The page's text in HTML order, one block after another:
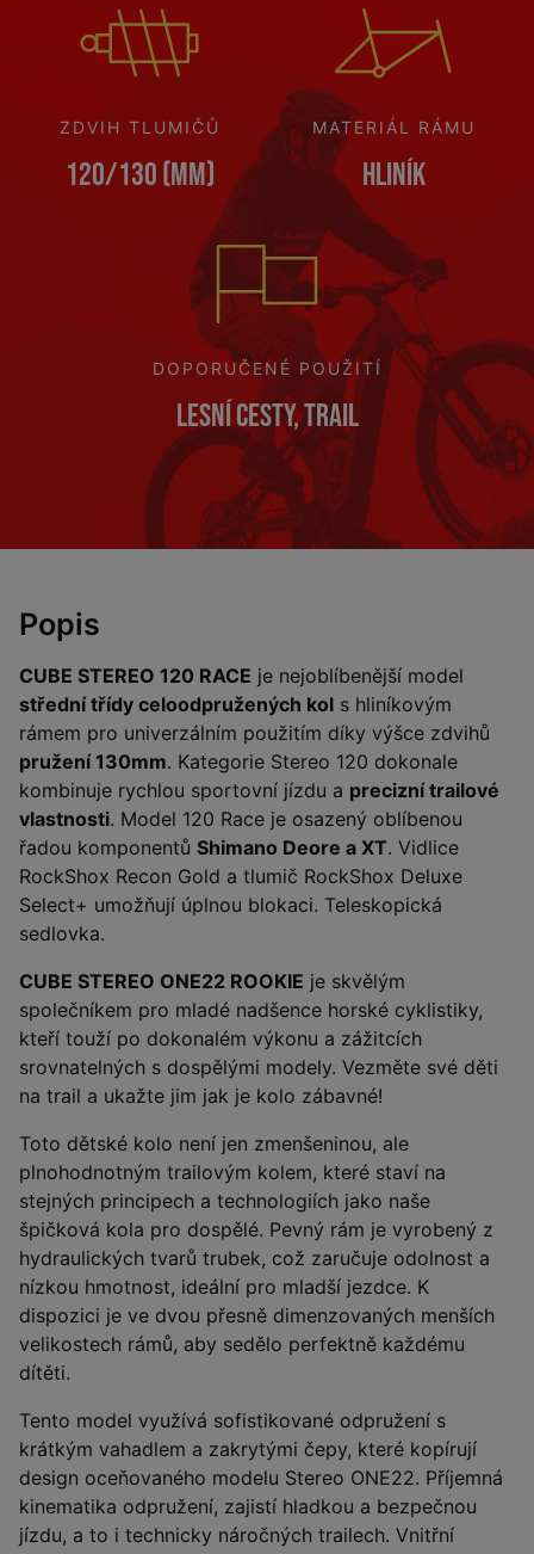
ZDVIH TLUMIČŮ
120/130 (mm)
MATERIÁL RÁMU
Hliník
DOPORUČENÉ POUŽITÍ
Lesní cesty, Trail
Popis
CUBE STEREO 120 RACE je nejoblíbenější model
střední třídy celoodpružených kol s hliníkovým
rámem pro univerzálním použitím díky výšce zdvihů
pružení 130mm. Kategorie Stereo 120 dokonale
kombinuje rychlou sportovní jízdu a precizní trailové
vlastnosti. Model 120 Race je osazený oblíbenou
řadou komponentů Shimano Deore a XT. Vidlice
RockShox Recon Gold a tlumič RockShox Deluxe
Select+ umožňují úplnou blokaci. Teleskopická
sedlovka.
CUBE STEREO ONE22 ROOKIE je skvělým
společníkem pro mladé nadšence horské cyklistiky,
kteří touží po dokonalém výkonu a zážitcích
srovnatelných s dospělými modely. Vezměte své děti
na trail a ukažte jim jak je kolo zábavné!
Toto dětské kolo není jen zmenšeninou, ale
plnohodnotným trailovým kolem, které staví na
stejných principech a technologiích jako naše
špičková kola pro dospělé. Pevný rám je vyrobený z
hydraulických tvarů trubek, což zaručuje odolnost a
nízkou hmotnost, ideální pro mladší jezdce. K
dispozici je ve dvou přesně dimenzovaných menších
velikostech rámů, aby sedělo perfektně každému
dítěti.
Tento model využívá sofistikované odpružení s
krátkým vahadlem a zakrytými čepy, které kopírují
design oceňovaného modelu Stereo ONE22. Příjemná
kinematika odpružení, zajistí hladkou a bezpečnou
jízdu, a to i technicky náročných trailech. Vnitřní